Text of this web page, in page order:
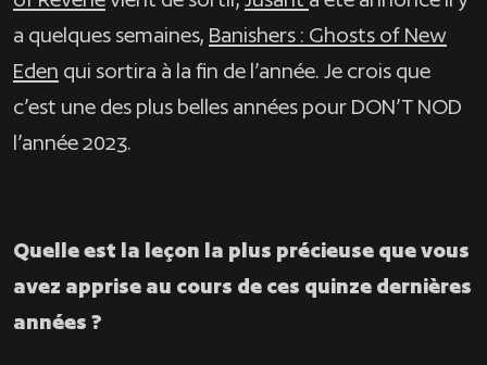
a quelques semaines, Banishers : Ghosts of New
Eden qui sortira à la fin de l’année. Je crois que
c’est une des plus belles années pour DON’T NOD
l’année 2023.
Quelle est la leçon la plus précieuse que vous
avez apprise au cours de ces quinze dernières
années ?